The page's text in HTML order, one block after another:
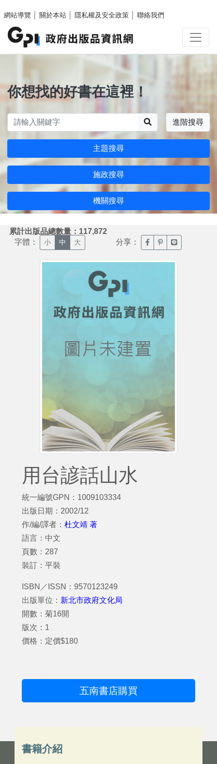
網站導覽
關於本站 隱私權及安全政策 聯絡我們
你想找的好書在這裡！
進階搜尋
主題搜尋
施政搜尋
機關搜尋
累計出版品總數量：117,872
字體： 小 中 大 分享： 臉書分享(另開新視窗)
噗浪分享(另開新
Line分享(另
用台諺話山水
統一編號GPN：1009103334
出版日期：2002/12
作/編/譯者： 杜文靖 著
語言：中文
頁數：287
裝訂：平裝
ISBN／ISSN：9570123249
出版單位： 新北市政府文化局
開數：菊16開
版次：1
價格：定價$180
五南書店購買
書籍介紹